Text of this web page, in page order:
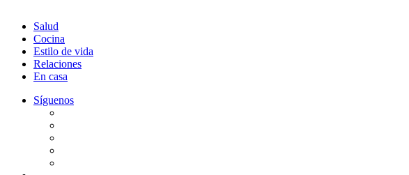
Salud
Cocina
Estilo de vida
Relaciones
En casa
Síguenos